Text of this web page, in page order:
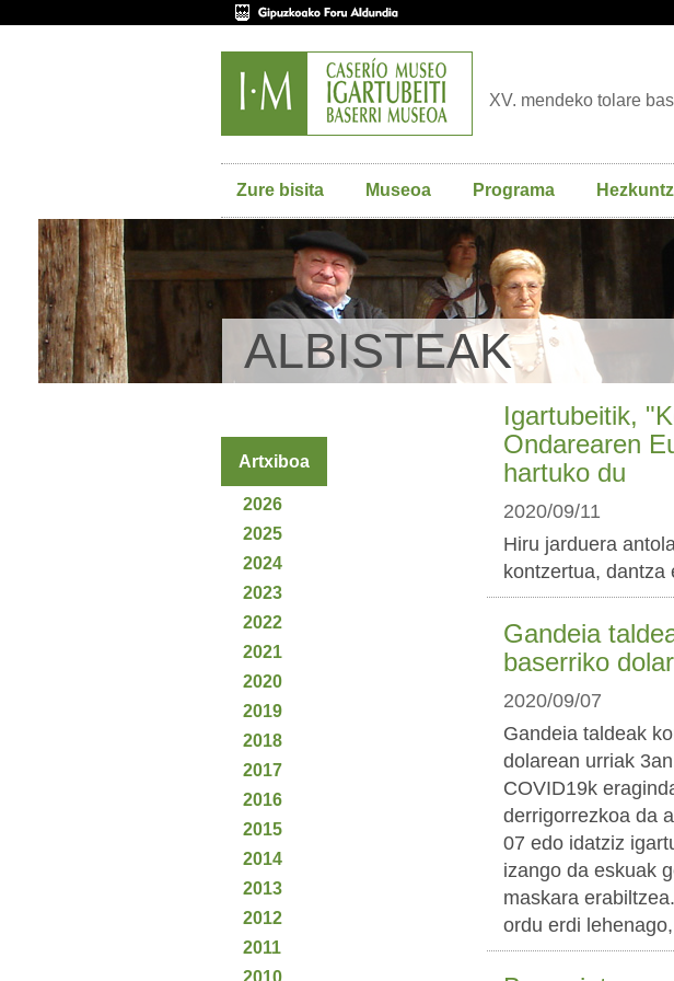
XV. mendeko tolare
Zure bisita Museoa Programa
ALBISTEAK
Igartubeitik,
Ondarearen
hartuko du
2020/09/11
Hiru jarduera
kontzertua, dantza
Gandeia
baserriko
2020/09/07
Gandeia taldeak
dolarean urriak
COVID19k
derrigorrezkoa da
07 edo idatziz
izango da eskuak
maskara
ordu erdi
Artxiboa
2026
2025
2024
2023
2022
2021
2020
2019
2018
2017
2016
2015
2014
2013
2012
2011
2010